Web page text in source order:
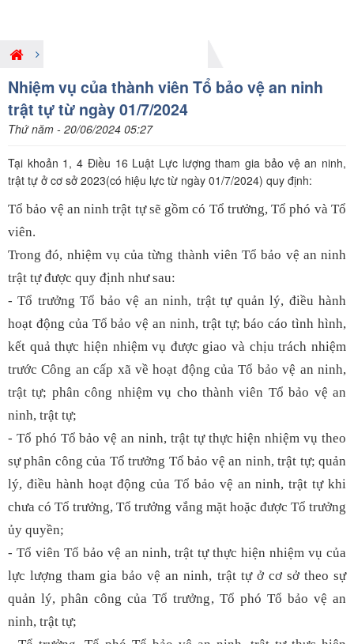
Giới thiệu nội dung pháp luật mới
Nhiệm vụ của thành viên Tổ bảo vệ an ninh
trật tự từ ngày 01/7/2024
Thứ năm - 20/06/2024 05:27
Tại khoản 1, 4 Điều 16 Luật Lực lượng tham gia bảo vệ an ninh,
trật tự ở cơ sở 2023(có hiệu lực từ ngày 01/7/2024) quy định:
Tổ bảo vệ an ninh trật tự sẽ gồm có Tổ trưởng, Tổ phó và Tổ
viên.
Trong đó, nhiệm vụ của từng thành viên Tổ bảo vệ an ninh
trật tự được quy định như sau:
- Tổ trưởng Tổ bảo vệ an ninh, trật tự quản lý, điều hành
hoạt động của Tổ bảo vệ an ninh, trật tự; báo cáo tình hình,
kết quả thực hiện nhiệm vụ được giao và chịu trách nhiệm
trước Công an cấp xã về hoạt động của Tổ bảo vệ an ninh,
trật tự; phân công nhiệm vụ cho thành viên Tổ bảo vệ an
ninh, trật tự;
- Tổ phó Tổ bảo vệ an ninh, trật tự thực hiện nhiệm vụ theo
sự phân công của Tổ trưởng Tổ bảo vệ an ninh, trật tự; quản
lý, điều hành hoạt động của Tổ bảo vệ an ninh, trật tự khi
chưa có Tổ trưởng, Tổ trưởng vắng mặt hoặc được Tổ trưởng
ủy quyền;
- Tổ viên Tổ bảo vệ an ninh, trật tự thực hiện nhiệm vụ của
lực lượng tham gia bảo vệ an ninh, trật tự ở cơ sở theo sự
quản lý, phân công của Tổ trưởng, Tổ phó Tổ bảo vệ an
ninh, trật tự;